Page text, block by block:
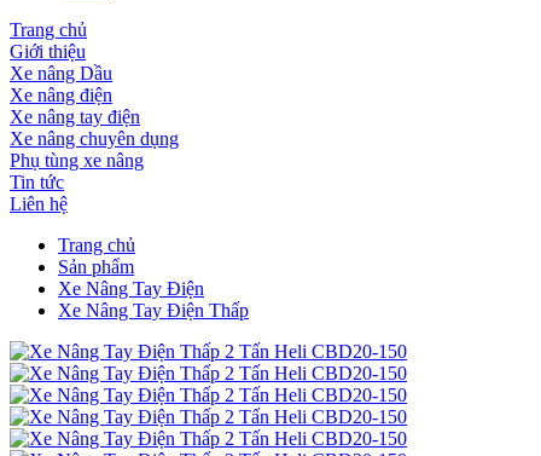
Trang chủ
Giới thiệu
Xe nâng Dầu
Xe nâng điện
Xe nâng tay điện
Xe nâng chuyên dụng
Phụ tùng xe nâng
Tin tức
Liên hệ
Trang chủ
Sản phẩm
Xe Nâng Tay Điện
Xe Nâng Tay Điện Thấp